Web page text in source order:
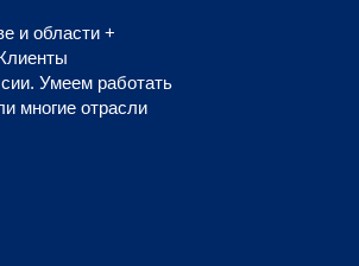
и области +
Умеем работать
многие отрасли